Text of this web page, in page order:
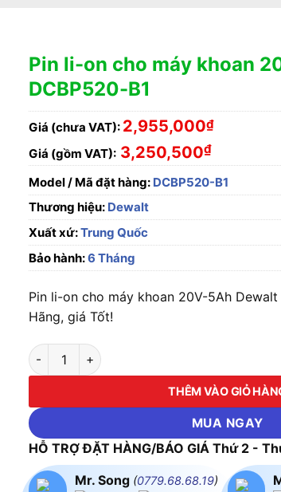
Pin li-on cho máy khoan
DCBP520-B1
Giá (chưa VAT): 2,955,000₫
Giá (gồm VAT): 3,250,500₫
Model / Mã đặt hàng: DCBP520-B1
Thương hiệu: Dewalt
Xuất xứ:Trung Quốc
Bảo hành:6 Tháng
Pin li-on cho máy khoan 20V-5Ah Dewalt
Hãng, giá Tốt!
Pin li-on cho máy khoan 20V-5Ah Dewalt
THÊM VÀO GIỎ
MUA NGAY
HỖ TRỢ ĐẶT HÀNG/BÁO GIÁ Thứ 2 -
Mr. Song (0779.68.68.19)